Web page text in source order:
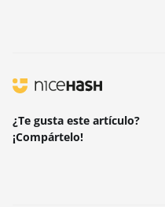
¿Te gusta este artículo?
¡Compártelo!